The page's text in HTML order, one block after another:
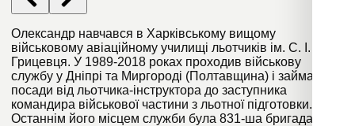
Олександр навчався в Харківському вищому
військовому авіаційному училищі льотчиків ім. С. І.
Грицевця. У 1989-2018 роках проходив військову
службу у Дніпрі та Миргороді (Полтавщина) і займав
посади від льотчика-інструктора до заступника
командира військової частини з льотної підготовки.
Останнім його місцем служби була 831-ша бригада